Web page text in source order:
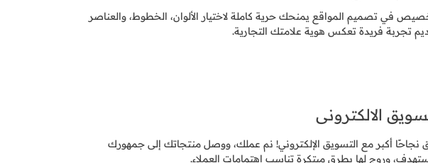
في تصميم المواقع يمنحك حرية كاملة لاختيار الألوان، الخطوط، والعناصر
تجربة فريدة تعكس هوية علامتك التجارية.
الالكترونى
نجاحًا أكبر مع التسويق الإلكتروني! نم عملك، ووصل منتجاتك إلى جمهورك
وروج لها بطرق مبتكرة تناسب اهتمامات العملاء.